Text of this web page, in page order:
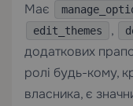
Має
edit_themes ,
додаткових
ролі будь-кому,
власника, є